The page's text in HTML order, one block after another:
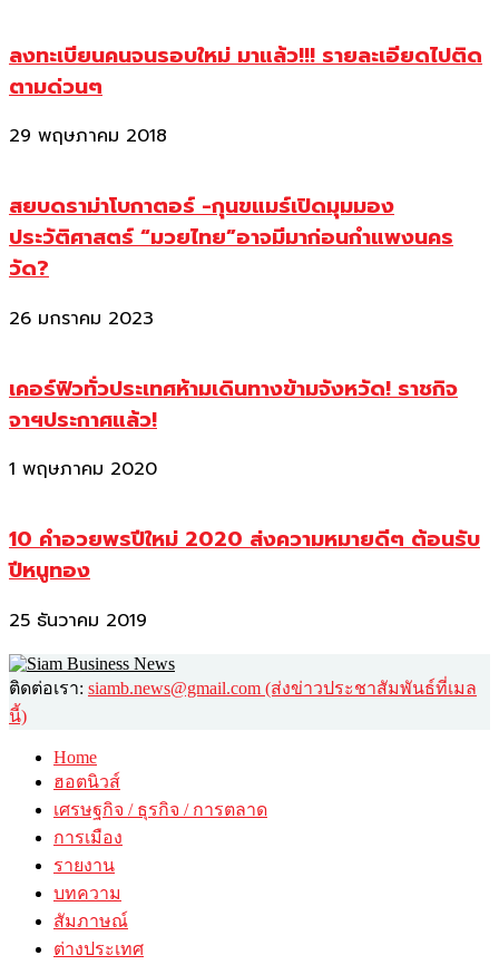
ลงทะเบียนคนจนรอบใหม่ มาแล้ว!!! รายละเอียดไปติด
ตามด่วนๆ
29 พฤษภาคม 2018
สยบดราม่าโบกาตอร์ -กุนขแมร์เปิดมุมมอง
ประวัติศาสตร์ “มวยไทย”อาจมีมาก่อนกำแพงนคร
วัด?
26 มกราคม 2023
เคอร์ฟิวทั่วประเทศห้ามเดินทางข้ามจังหวัด! ราชกิจ
จาฯประกาศแล้ว!
1 พฤษภาคม 2020
10 คำอวยพรปีใหม่ 2020 ส่งความหมายดีๆ ต้อนรับ
ปีหนูทอง
25 ธันวาคม 2019
ติดต่อเรา: siamb.news@gmail.com (ส่งข่าวประชาสัมพันธ์ที่เมล
นี้)
Home
ฮอตนิวส์
เศรษฐกิจ / ธุรกิจ / การตลาด
การเมือง
รายงาน
บทความ
สัมภาษณ์
ต่างประเทศ